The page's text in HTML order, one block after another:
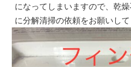
になってしまいますので、乾
に分解清掃の依頼をお願いして